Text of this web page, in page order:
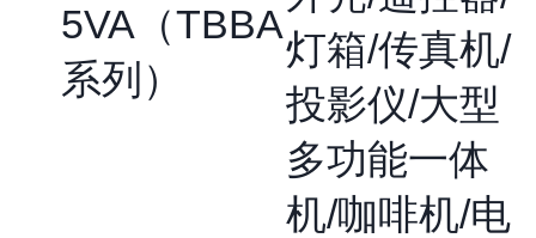
5VA（TBBA
系列）
灯箱/传真机/
投影仪/大型
多功能一体
机/咖啡机/电